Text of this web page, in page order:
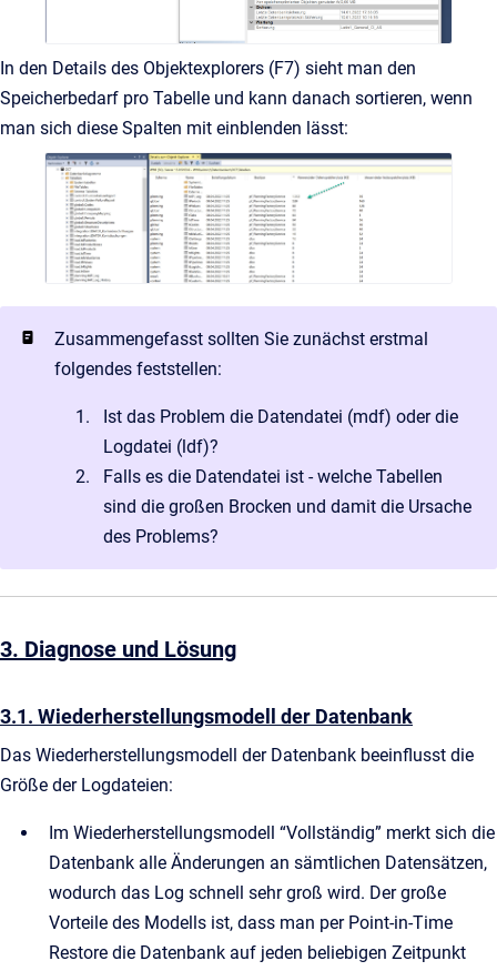
In den Details des Objektexplorers (F7) sieht man den
Speicherbedarf pro Tabelle und kann danach sortieren, wenn
man sich diese Spalten mit einblenden lässt:
Zusammengefasst sollten Sie zunächst erstmal
folgendes feststellen:
Ist das Problem die Datendatei (mdf) oder die
Logdatei (ldf)?
Falls es die Datendatei ist - welche Tabellen
sind die großen Brocken und damit die Ursache
des Problems?
3. Diagnose und Lösung
3.1. Wiederherstellungsmodell der Datenbank
Das Wiederherstellungsmodell der Datenbank beeinflusst die
Größe der Logdateien:
Im Wiederherstellungsmodell “Vollständig” merkt sich die
Datenbank alle Änderungen an sämtlichen Datensätzen,
wodurch das Log schnell sehr groß wird. Der große
Vorteile des Modells ist, dass man per Point-in-Time
Restore die Datenbank auf jeden beliebigen Zeitpunkt